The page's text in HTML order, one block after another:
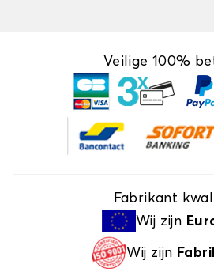
Veilige 100%
Fabrikant
Wij zijn
Wij zijn